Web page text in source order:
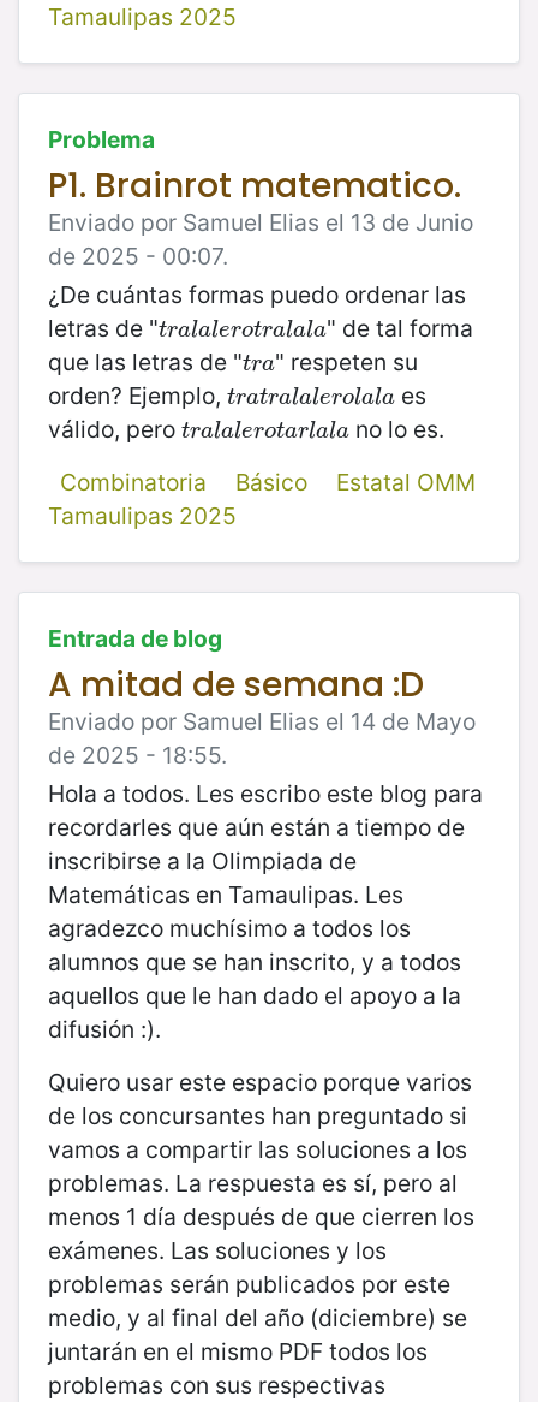
Tamaulipas 2025
Problema
P1. Brainrot matematico.
Enviado por Samuel Elias el 13 de Junio
de 2025 - 00:07.
¿De cuántas formas puedo ordenar las
letras de "tralalerotralala
tralalerotralala " de tal forma
que las letras de "tra
tra" respeten su
orden? Ejemplo, tratralalerolala
tratralalerolala es
válido, pero tralalerotarlala
tralalerotarlala no lo es.
Combinatoria
Básico
Estatal OMM
Tamaulipas 2025
Entrada de blog
A mitad de semana :D
Enviado por Samuel Elias el 14 de Mayo
de 2025 - 18:55.
Hola a todos. Les escribo este blog para
recordarles que aún están a tiempo de
inscribirse a la Olimpiada de
Matemáticas en Tamaulipas. Les
agradezco muchísimo a todos los
alumnos que se han inscrito, y a todos
aquellos que le han dado el apoyo a la
difusión :).
Quiero usar este espacio porque varios
de los concursantes han preguntado si
vamos a compartir las soluciones a los
problemas. La respuesta es sí, pero al
menos 1 día después de que cierren los
exámenes. Las soluciones y los
problemas serán publicados por este
medio, y al final del año (diciembre) se
juntarán en el mismo PDF todos los
problemas con sus respectivas